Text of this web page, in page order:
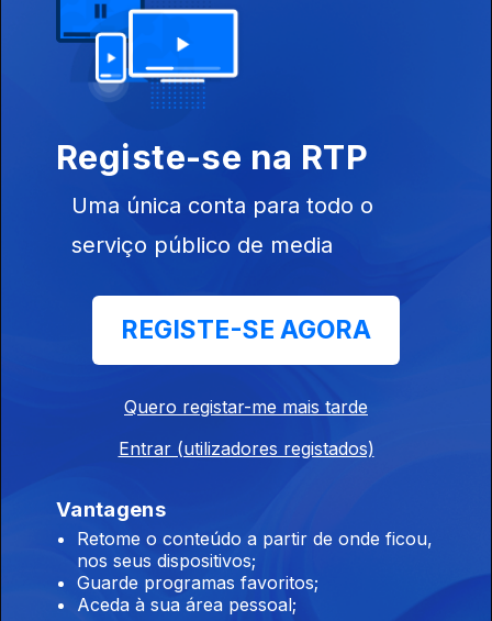
29 nov. 2016
Registe-se na RTP
Uma única conta para todo o
serviço público de media
REGISTE-SE AGORA
Quero registar-me mais tarde
Entrar (utilizadores registados)
Vantagens
Retome o conteúdo a partir de onde ficou,
nos seus dispositivos;
Guarde programas favoritos;
Aceda à sua área pessoal;